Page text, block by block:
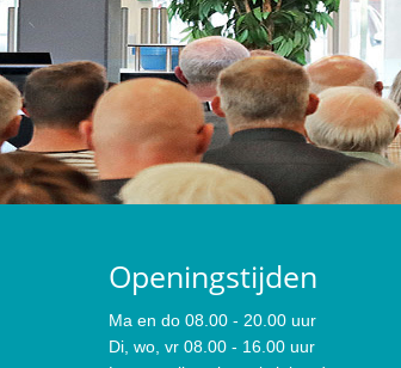
Openingstijden
Ma en do 08.00 - 20.00 uur
Di, wo, vr 08.00 - 16.00 uur